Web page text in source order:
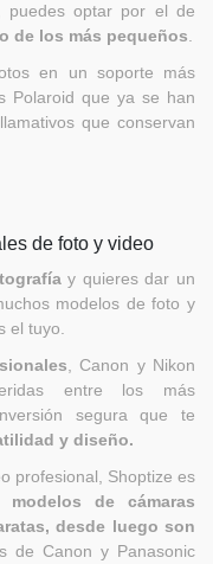
puedes optar por el de
de los más pequeños
en un soporte más
Polaroid que ya se han
que conservan
de foto y video
y quieres dar un
modelos de foto y
el tuyo.
, Canon y Nikon
entre los más
segura que te
y diseño.
profesional, Shoptize es
modelos de cámaras
desde luego son
de Canon y Panasonic